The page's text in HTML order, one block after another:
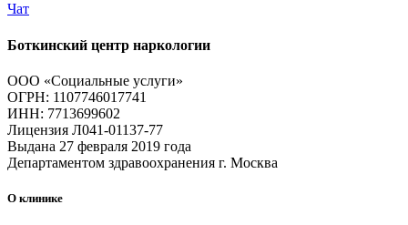
Чат
Боткинский центр наркологии
ООО «Социальные услуги»
ОГРН: 1107746017741
ИНН: 7713699602
Лицензия Л041-01137-77
Выдана 27 февраля 2019 года
Департаментом здравоохранения г. Москва
О клинике